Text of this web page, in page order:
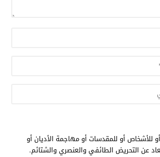
للأشخاص أو للمقدسات أو مهاجمة الأديان أو
عن التحريض الطائفي والعنصري والشتائم.